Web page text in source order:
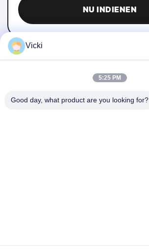
NU INDIENEN
Vicki
5:25 PM
Good day, what product are you looking for?